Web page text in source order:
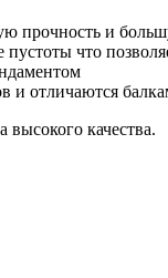
прочность и
что
отличаются
качества.